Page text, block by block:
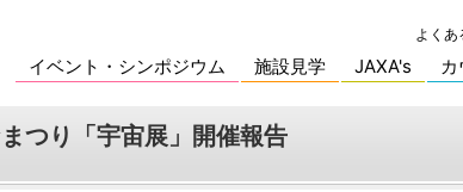
よくあ
イベント・シンポジウム 施設見学 JAXA's
つり「宇宙展」開催報告